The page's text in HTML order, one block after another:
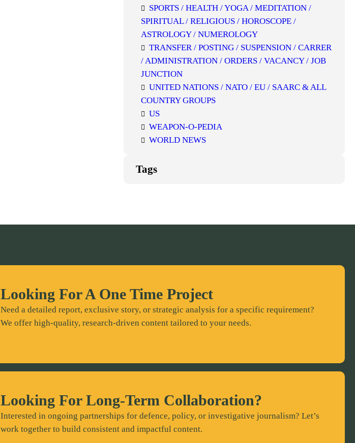
SPORTS / HEALTH / YOGA / MEDITATION /
SPIRITUAL / RELIGIOUS / HOROSCOPE /
ASTROLOGY / NUMEROLOGY
TRANSFER / POSTING / SUSPENSION / CARRER
/ ADMINISTRATION / ORDERS / VACANCY / JOB
JUNCTION
UNITED NATIONS / NATO / EU / SAARC & ALL
COUNTRY GROUPS
US
WEAPON-O-PEDIA
WORLD NEWS
Tags
Looking For A One Time Project
Need a detailed report, exclusive story, or strategic analysis for a specific requirement?
We offer high-quality, research-driven content tailored to your needs.
Looking For Long-Term Collaboration?
Interested in ongoing partnerships for defence, policy, or investigative journalism? Let’s
work together to build consistent and impactful content.